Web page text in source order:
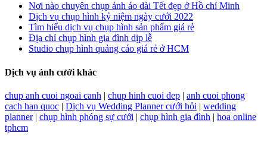
Nơi nào chuyên chụp ảnh áo dài Tết đẹp ở Hồ chí Minh
Dịch vụ chụp hình kỷ niệm ngày cưới 2022
Tìm hiểu dịch vụ chụp hình sản phẩm giá rẻ
Địa chỉ chụp hình gia đình dịp lễ
Studio chụp hình quảng cáo giá rẻ ở HCM
Dịch vụ ảnh cưới khác
chup anh cuoi ngoai canh | chup hinh cuoi dep | anh cuoi phong
cach han quoc | Dịch vụ Wedding Planner cưới hỏi | wedding
planner| chụp hình phóng sự cưới | chụp hình gia đình | hoa online
tphcm